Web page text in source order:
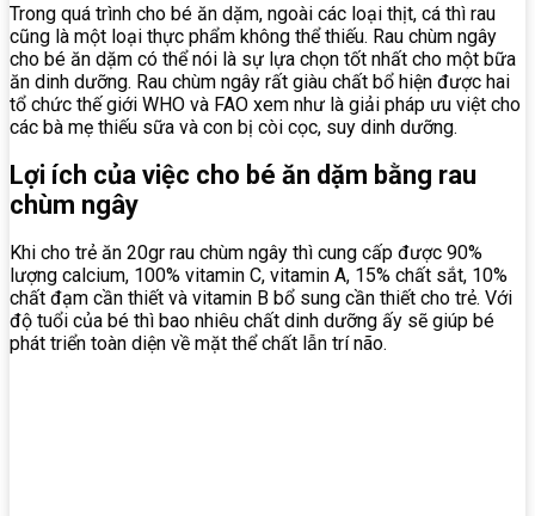
Trong quá trình cho bé ăn dặm, ngoài các loại thịt, cá thì rau
cũng là một loại thực phẩm không thể thiếu. Rau chùm ngây
cho bé ăn dặm có thể nói là sự lựa chọn tốt nhất cho một bữa
ăn dinh dưỡng. Rau chùm ngây rất giàu chất bổ hiện được hai
tổ chức thế giới WHO và FAO xem như là giải pháp ưu việt cho
các bà mẹ thiếu sữa và con bị còi cọc, suy dinh dưỡng.
Lợi ích của việc cho bé ăn dặm bằng rau
chùm ngây
Khi cho trẻ ăn 20gr rau chùm ngây thì cung cấp được 90%
lượng calcium, 100% vitamin C, vitamin A, 15% chất sắt, 10%
chất đạm cần thiết và vitamin B bổ sung cần thiết cho trẻ. Với
độ tuổi của bé thì bao nhiêu chất dinh dưỡng ấy sẽ giúp bé
phát triển toàn diện về mặt thể chất lẫn trí não.